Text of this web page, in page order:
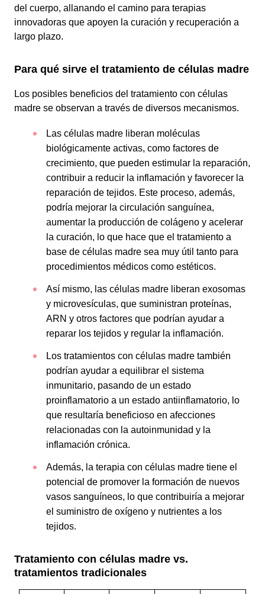
del cuerpo, allanando el camino para terapias
innovadoras que apoyen la curación y recuperación a
largo plazo.
Para qué sirve el tratamiento de células madre
Los posibles beneficios del tratamiento con células
madre se observan a través de diversos mecanismos.
Las células madre liberan moléculas
biológicamente activas, como factores de
crecimiento, que pueden estimular la reparación,
contribuir a reducir la inflamación y favorecer la
reparación de tejidos. Este proceso, además,
podría mejorar la circulación sanguínea,
aumentar la producción de colágeno y acelerar
la curación, lo que hace que el tratamiento a
base de células madre sea muy útil tanto para
procedimientos médicos como estéticos.
Así mismo, las células madre liberan exosomas
y microvesículas, que suministran proteínas,
ARN y otros factores que podrían ayudar a
reparar los tejidos y regular la inflamación.
Los tratamientos con células madre también
podrían ayudar a equilibrar el sistema
inmunitario, pasando de un estado
proinflamatorio a un estado antiinflamatorio, lo
que resultaría beneficioso en afecciones
relacionadas con la autoinmunidad y la
inflamación crónica.
Además, la terapia con células madre tiene el
potencial de promover la formación de nuevos
vasos sanguíneos, lo que contribuiría a mejorar
el suministro de oxígeno y nutrientes a los
tejidos.
Tratamiento con células madre vs.
tratamientos tradicionales